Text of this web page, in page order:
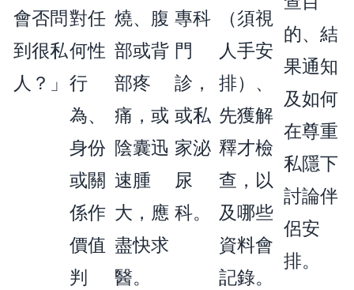
會否問
到很私
人？」
對任
何性
行
為、
身份
或關
係作
價值
判
燒、腹
部或背
部疼
痛，或
陰囊迅
速腫
大，應
盡快求
醫。
專科
門
診，
或私
家泌
尿
科。
（須視
人手安
排）、
先獲解
釋才檢
查，以
及哪些
資料會
記錄。
的、結
果通知
及如何
在尊重
私隱下
討論伴
侶安
排。